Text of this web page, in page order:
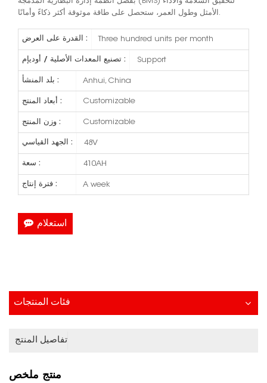
الأمثل وطول العمر، ستحصل على طاقة موثوقة أكثر ذكاءً وأمانًا.
القدرة على العرض : Three hundred units per month
تصنيع المعدات الأصلية / أوديإم : Support
بلد المنشأ : Anhui, China
أبعاد المنتج : Customizable
وزن المنتج : Customizable
الجهد القياسي : 48V
سعة : 410AH
فترة إنتاج : A week
استعلام
فئات المنتجات
تفاصيل المنتج
منتج ملخص